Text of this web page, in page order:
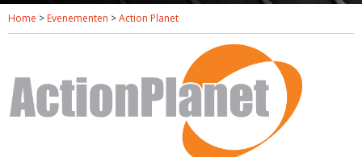
Home > Evenementen >Action Planet